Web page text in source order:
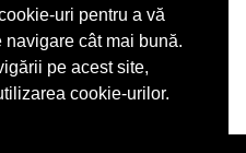
uri pentru a vă
cât mai bună.
pe acest site,
cookie-urilor.